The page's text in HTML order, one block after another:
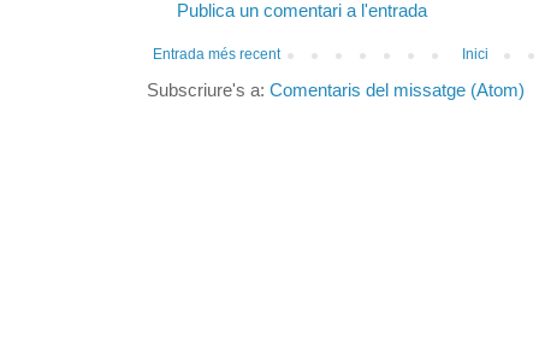
Publica un comentari a l'entrada
Entrada més recent Inici
Subscriure's a: Comentaris del missatge (Atom)